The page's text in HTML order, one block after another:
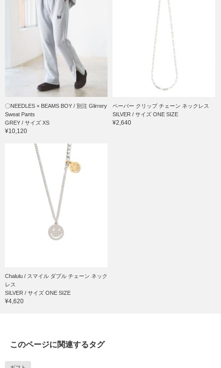
〇NEEDLES × BEAMS BOY / 別注 Glirrery
Sweat Pants
GREY / サイズ XS
¥10,120
ペーパー クリップ チェーン ネックレス
SILVER / サイズ ONE SIZE
¥2,640
Chalulu / スマイル ダブル チェーン ネック
レス
SILVER / サイズ ONE SIZE
¥4,620
このページに関連するタグ